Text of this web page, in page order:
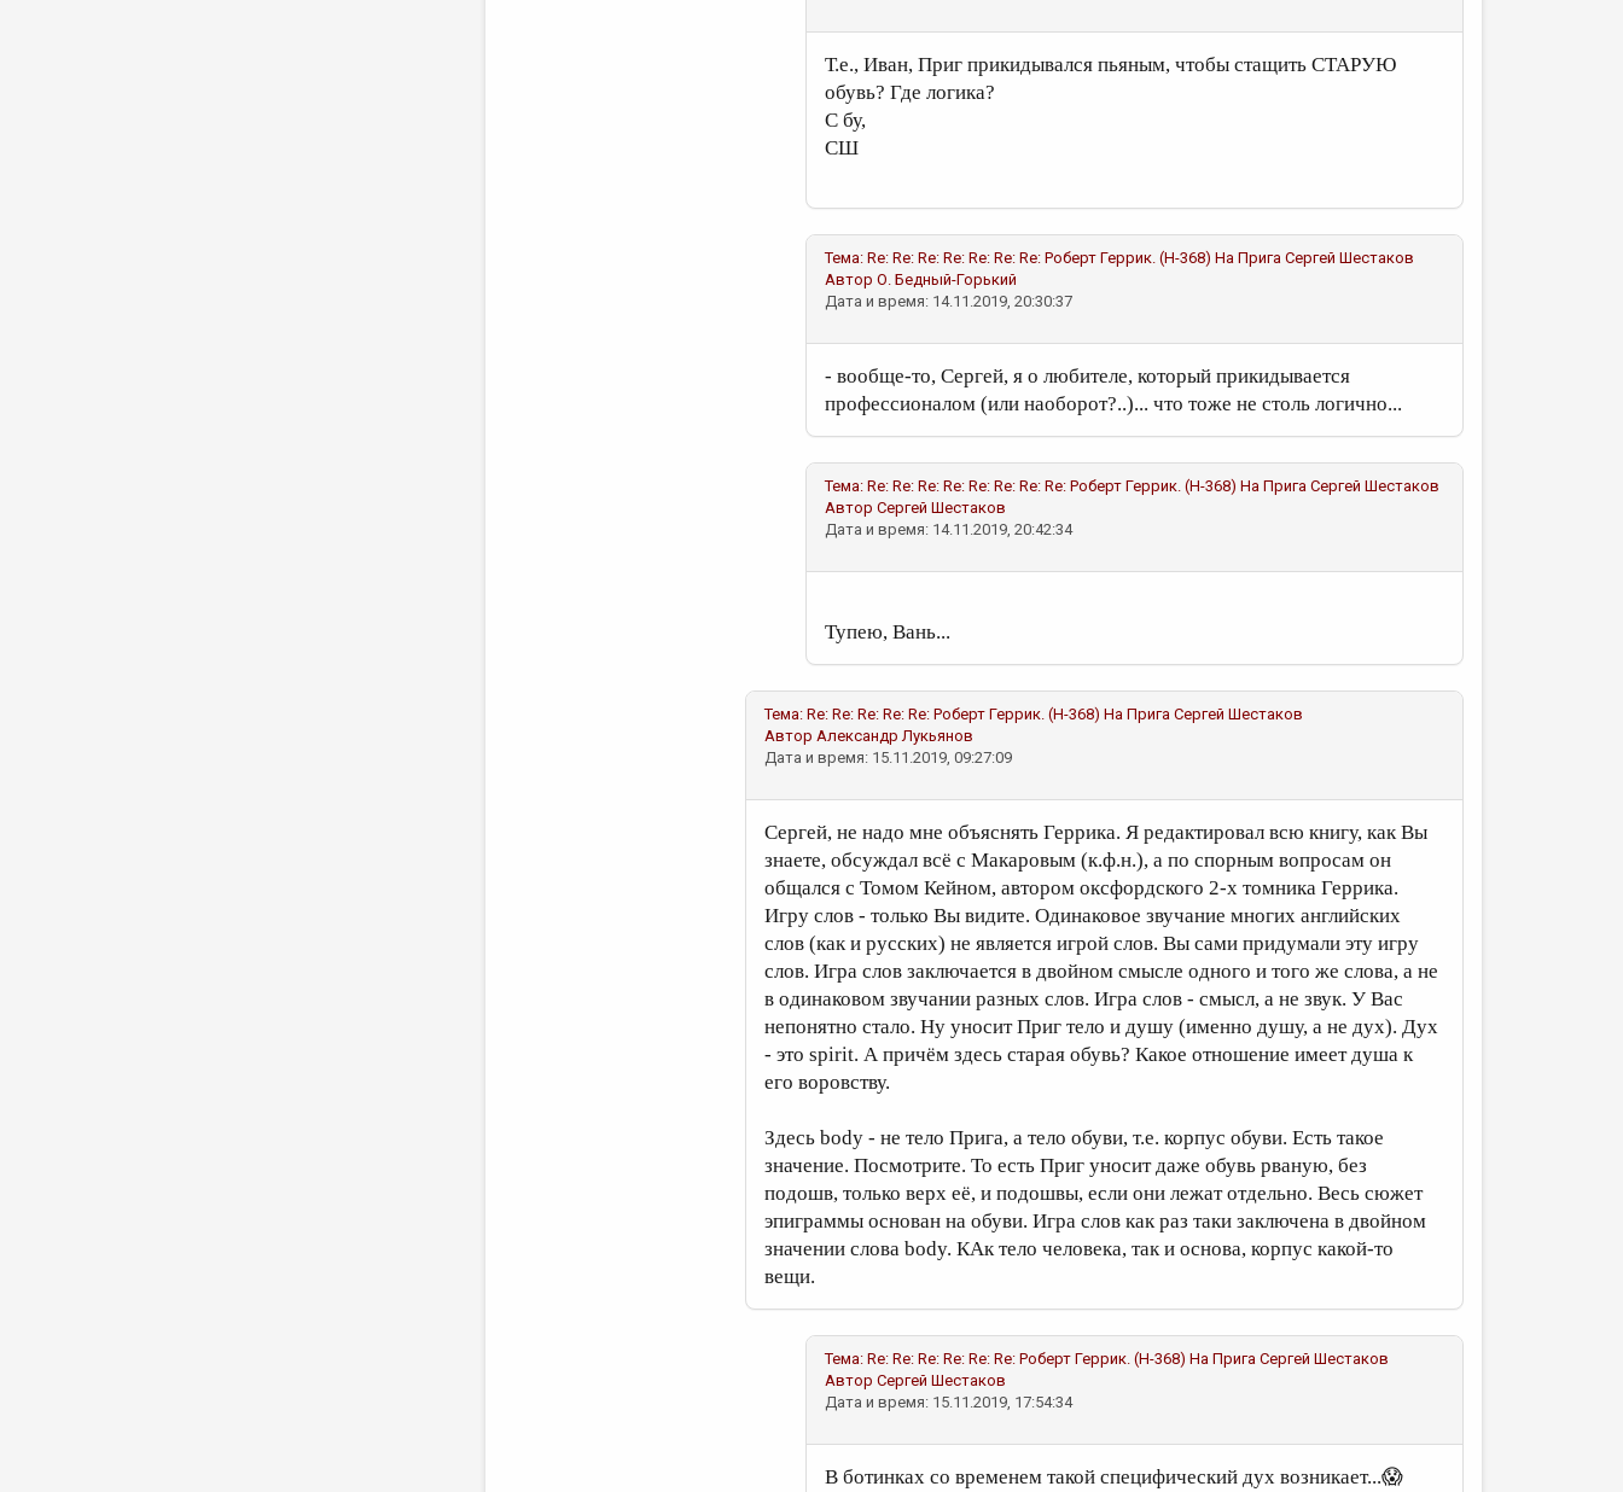
Т.е., Иван, Приг прикидывался пьяным, чтобы стащить СТАРУЮ
обувь? Где логика?
С бу,
СШ
Тема: Re: Re: Re: Re: Re: Re: Re: Роберт Геррик. (Н-368) На Прига Сергей Шестаков
Автор О. Бедный-Горький
Дата и время: 14.11.2019, 20:30:37
- вообще-то, Сергей, я о любителе, который прикидывается
профессионалом (или наоборот?..)... что тоже не столь логично...
Тема: Re: Re: Re: Re: Re: Re: Re: Re: Роберт Геррик. (Н-368) На Прига Сергей Шестаков
Автор Сергей Шестаков
Дата и время: 14.11.2019, 20:42:34
Тупею, Вань...
Тема: Re: Re: Re: Re: Re: Роберт Геррик. (Н-368) На Прига Сергей Шестаков
Автор Александр Лукьянов
Дата и время: 15.11.2019, 09:27:09
Сергей, не надо мне объяснять Геррика. Я редактировал всю книгу, как Вы
знаете, обсуждал всё с Макаровым (к.ф.н.), а по спорным вопросам он
общался с Томом Кейном, автором оксфордского 2-х томника Геррика.
Игру слов - только Вы видите. Одинаковое звучание многих английских
слов (как и русских) не является игрой слов. Вы сами придумали эту игру
слов. Игра слов заключается в двойном смысле одного и того же слова, а не
в одинаковом звучании разных слов. Игра слов - смысл, а не звук. У Вас
непонятно стало. Ну уносит Приг тело и душу (именно душу, а не дух). Дух
- это spirit. А причём здесь старая обувь? Какое отношение имеет душа к
его воровству.
Здесь body - не тело Прига, а тело обуви, т.е. корпус обуви. Есть такое
значение. Посмотрите. То есть Приг уносит даже обувь рваную, без
подошв, только верх её, и подошвы, если они лежат отдельно. Весь сюжет
эпиграммы основан на обуви. Игра слов как раз таки заключена в двойном
значении слова body. КАк тело человека, так и основа, корпус какой-то
вещи.
Тема: Re: Re: Re: Re: Re: Re: Роберт Геррик. (Н-368) На Прига Сергей Шестаков
Автор Сергей Шестаков
Дата и время: 15.11.2019, 17:54:34
В ботинках со временем такой специфический дух возникает...😱